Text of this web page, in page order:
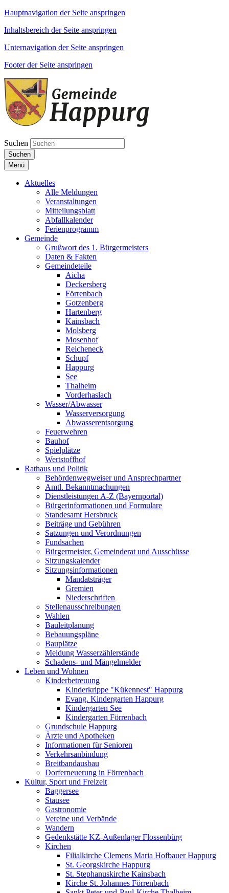
Hauptnavigation der Seite anspringen
Inhaltsbereich der Seite anspringen
Unternavigation der Seite anspringen
Footer der Seite anspringen
Suchen
Suchen
Menü
Aktuelles
Alle Meldungen
Veranstaltungen
Mitteilungsblatt
Abfallkalender
Ferienprogramm
Gemeinde
Grußwort des 1. Bürgermeisters
Daten & Fakten
Gemeindeteile
Aicha
Deckersberg
Förrenbach
Gotzenberg
Hartenberg
Kainsbach
Molsberg
Mosenhof
Reicheneck
Schupf
Happurg
See
Thalheim
Vorderhaslach
Wasser/Abwasser
Wasserversorgung
Abwasserentsorgung
Feuerwehren
Bauhof
Spielplätze
Wertstoffhof
Rathaus und Politik
Behördenwegweiser und Ansprechpartner
Amtl. Bekanntmachungen
Dienstleistungen A-Z (Bayernportal)
Bürgerinformationen und Formulare
Standesamt Hersbruck
Beiträge und Gebühren
Satzungen und Verordnungen
Fundsachen
Bürgermeister, Gemeinderat und Ausschüsse
Sitzungskalender
Sitzungsinformationen
Mandatsträger
Gremien
Niederschriften
Stellenausschreibungen
Wahlen
Bauleitplanung
Bebauungspläne
Bauplätze
Meldung Wasserzählerstände
Schadens- und Mängelmelder
Leben und Wohnen
Kinderbetreuung
Kinderkrippe "Kükennest" Happurg
Evang. Kindergarten Happurg
Kindergarten See
Kindergarten Förrenbach
Grundschule Happurg
Ärzte und Apotheken
Informationen für Senioren
Verkehrsanbindung
Breitbandausbau
Dorferneuerung in Förrenbach
Kultur, Sport und Freizeit
Baggersee
Stausee
Gastronomie
Vereine und Verbände
Wandern
Gedenkstätte KZ-Außenlager Flossenbürg
Kirchen
Filialkirche Clemens Maria Hofbauer Happurg
St. Georgskirche Happurg
St. Stephanuskirche Kainsbach
Kirche St. Johannes Förrenbach